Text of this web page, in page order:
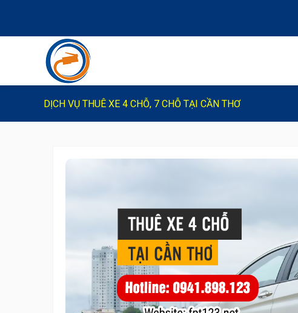
DỊCH VỤ THUÊ XE 4 CHỖ, 7 CHỖ TẠI CẦN THƠ